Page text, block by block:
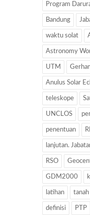
Program
Bandung
waktu solat
Astronomy
UTM
Anulus Solar
teleskope
UNCLOS
penentuan
lanjutan.
RSO
GDM2000
latihan tanah
definisi PTP